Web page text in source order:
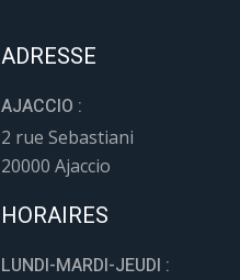
ADRESSE
AJACCIO :
2 rue Sebastiani
20000 Ajaccio
HORAIRES
LUNDI-MARDI-JEUDI :